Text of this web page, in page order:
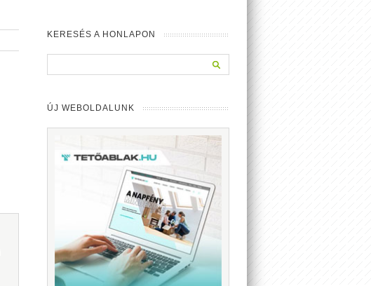
KERESÉS A HONLAPON
ÚJ WEBOLDALUNK